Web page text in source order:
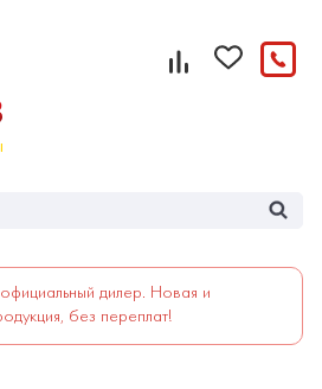
дилер. Новая и
без переплат!